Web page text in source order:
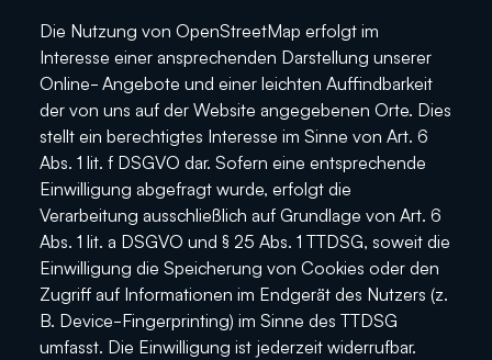
Die Nutzung von OpenStreetMap erfolgt im
Interesse einer ansprechenden Darstellung unserer
Online- Angebote und einer leichten Auffindbarkeit
der von uns auf der Website angegebenen Orte. Dies
stellt ein berechtigtes Interesse im Sinne von Art. 6
Abs. 1 lit. f DSGVO dar. Sofern eine entsprechende
Einwilligung abgefragt wurde, erfolgt die
Verarbeitung ausschließlich auf Grundlage von Art. 6
Abs. 1 lit. a DSGVO und § 25 Abs. 1 TTDSG, soweit die
Einwilligung die Speicherung von Cookies oder den
Zugriff auf Informationen im Endgerät des Nutzers (z.
B. Device-Fingerprinting) im Sinne des TTDSG
umfasst. Die Einwilligung ist jederzeit widerrufbar.